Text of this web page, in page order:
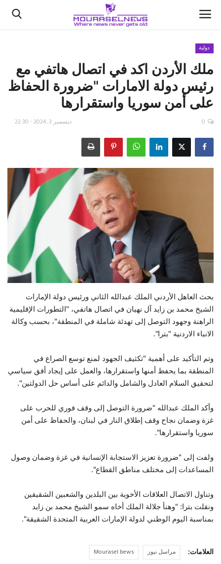
الأخبار
كتّابنا
السعودية
اقتصاد
علوم وتكنولوجيا
دولية
ملك الأردن اكد في اتصال هاتفي مع
رئيس دولة الامارات "ضرورة الحفاظ
على أمن سوريا واستقرارها
ديسمبر 3, 2024 - 22:30 0
بحث العاهل الأردني الملك عبدالله الثاني ورئيس دولة الإمارات
الشيخ محمد بن زايد آل نهيان في اتصال هاتفي، "التطورات الإقليمية
الراهنة وجهود التوصل إلى تهدئة شاملة في المنطقة"، بحسب وكالة
الانباء الاردنية "بترا".
وتم التأكيد على أهمية "تكثيف الجهود لمنع توسع الصراع في
المنطقة بما يحفظ أمنها واستقرارها، والعمل على إيجاد أفق سياسي
لتحقيق السلام العادل والشامل والدائم على أساس حل الدولتين".
وأكد الملك عبدالله "ضرورة التوصل إلى وقف فوري للحرب على
غزة وضمان نجاح وقف إطلاق النار في لبنان، والحفاظ على أمن
سوريا واستقرارها".
ولفت إلى "ضرورة تعزيز الاستجابة الإنسانية في غزة وضمان وصول
المساعدات إلى مختلف مناطق القطاع".
وتناول الاتصال العلاقات الأخوية بين البلدين والشعبين الشقيقين
ونقلت بترا: "وهنأ جلالة الملك أخاه سمو الشيخ محمد بن زايد
بمناسبة اليوم الوطني لدولة الإمارات العربية المتحدة الشقيقة".
العلامات: مراسل نيوز Mourasel bews